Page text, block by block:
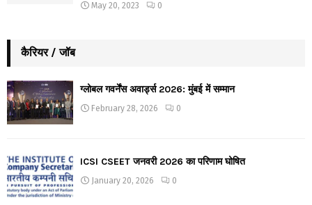
May 20, 2023 0
कैरियर / जॉब
ग्लोबल गवर्नेंस अवार्ड्स 2026: मुंबई में सम्मान
February 28, 2026 0
ICSI CSEET जनवरी 2026 का परिणाम घोषित
January 20, 2026 0